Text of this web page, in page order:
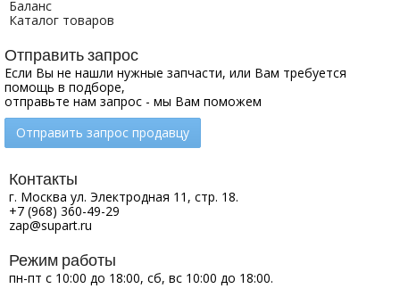
Баланс
Каталог товаров
Отправить запрос
Если Вы не нашли нужные запчасти, или Вам требуется
помощь в подборе,
отправьте нам запрос - мы Вам поможем
Отправить запрос продавцу
Контакты
г. Москва ул. Электродная 11, стр. 18.
+7 (968) 360-49-29
zap@supart.ru
Режим работы
пн-пт с 10:00 до 18:00, сб, вс 10:00 до 18:00.